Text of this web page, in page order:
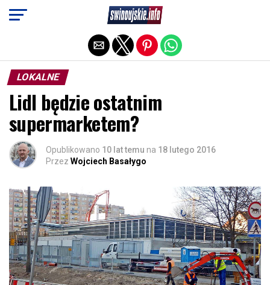
LOKALNE
Lidl będzie ostatnim
supermarketem?
Opublikowano 10 lat temu na 18 lutego 2016
Przez Wojciech Basałygo
Exit mobile version